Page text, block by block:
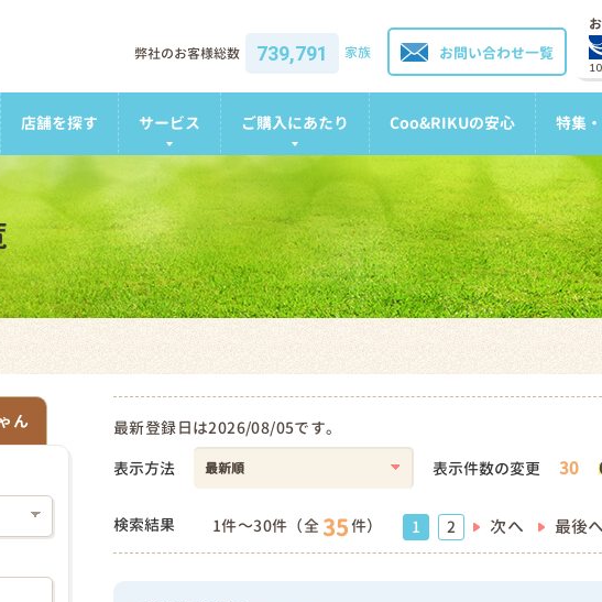
お問い合わせ一覧
弊社のお客様総数 739,791 家族
店舗を探す サービス ご購入にあたり Coo&RIKUの安心 特集
最新登録日は2026/08/05です。
表示方法
表示件数の変更 30
検索結果 1件～30件（全 35件） 1 2 次へ 最後
ん